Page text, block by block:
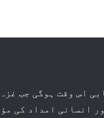
اس وقت ہوگی جب
انسانی امداد کی